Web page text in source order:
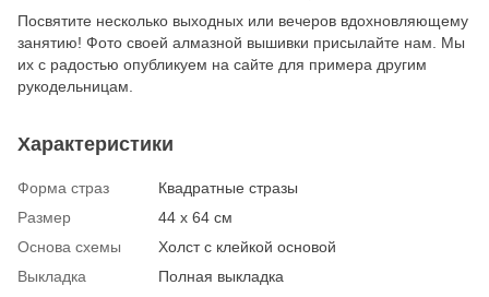
Посвятите несколько выходных или вечеров вдохновляющему
занятию! Фото своей алмазной вышивки присылайте нам. Мы
их с радостью опубликуем на сайте для примера другим
рукодельницам.
Характеристики
Форма страз
Квадратные стразы
Размер
44 x 64 см
Основа схемы
Холст с клейкой основой
Выкладка
Полная выкладка